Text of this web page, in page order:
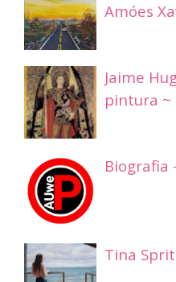
Amóes
Jaime
pintura ~
Biografia
Tina